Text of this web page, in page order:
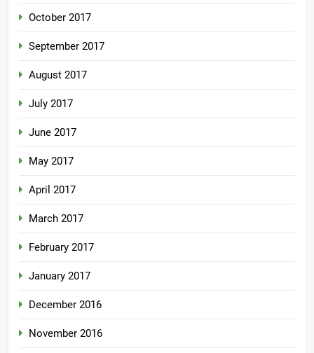
October 2017
September 2017
August 2017
July 2017
June 2017
May 2017
April 2017
March 2017
February 2017
January 2017
December 2016
November 2016